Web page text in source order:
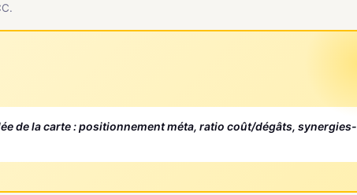
de la carte : positionnement méta, ratio coût/dégâts, synergies-